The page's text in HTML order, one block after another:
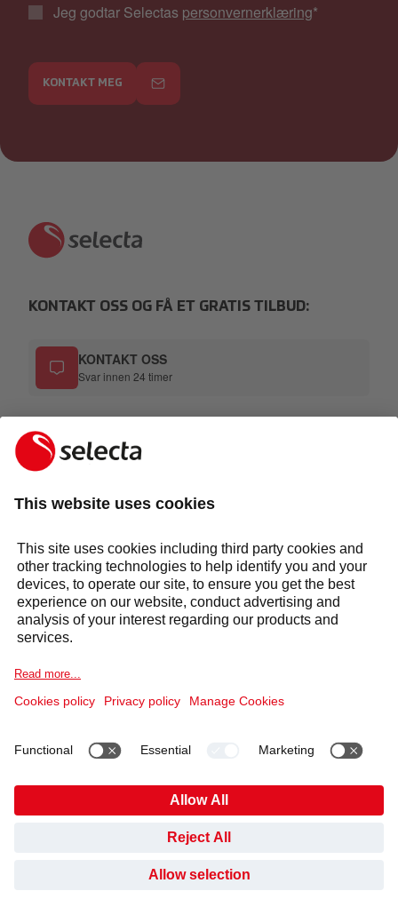
Jeg godtar Selectas personvernerklæring*
KONTAKT MEG
KONTAKT OSS OG FÅ ET GRATIS TILBUD:
KONTAKT OSS
Svar innen 24 timer
800 30 690
kundesupport@no.selecta.com
Om oss
Våre produkter
Våre tjenester
Sektorer
Varsel om informasjonskapselJuridisk informasjon
Etiske retningslinjer og Whistleblowing
HAR DU SPØRSMÅL?